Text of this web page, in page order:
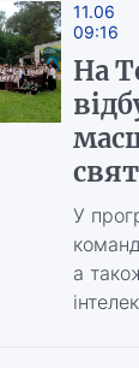
11.06
09:16
На
У
а